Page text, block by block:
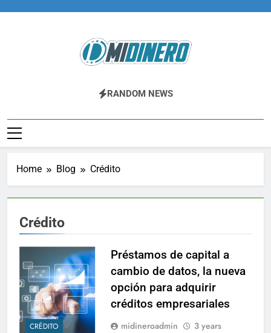
Midinero.co
Fintech, Criptomonedas
RANDOM NEWS
Home Blog Crédito
Crédito
CRÉDITO
Préstamos de capital a
cambio de datos, la nueva
opción para adquirir
créditos empresariales
midineroadmin
3 years